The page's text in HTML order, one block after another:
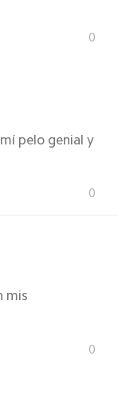
0
pelo genial y
0
mis
0